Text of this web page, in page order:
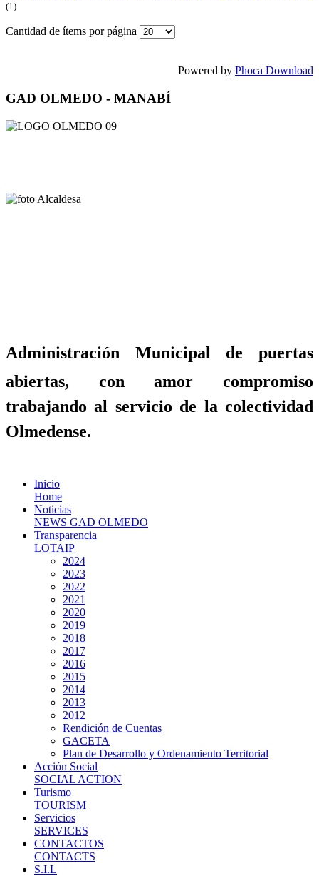
(1)
Cantidad de ítems por página
Powered by Phoca Download
GAD OLMEDO - MANABÍ
Administración Municipal de puertas
abiertas, con amor compromiso
trabajando al servicio de la colectividad
Olmedense.
Inicio
Home
Noticias
NEWS GAD OLMEDO
Transparencia
LOTAIP
2024
2023
2022
2021
2020
2019
2018
2017
2016
2015
2014
2013
2012
Rendición de Cuentas
GACETA
Plan de Desarrollo y Ordenamiento Territorial
Acción Social
SOCIAL ACTION
Turismo
TOURISM
Servicios
SERVICES
CONTACTOS
CONTACTS
S.I.L